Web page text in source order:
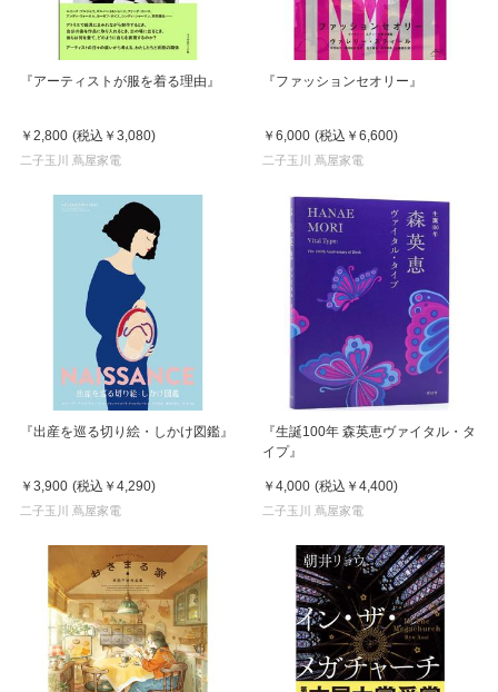
『アーティストが服を着る理由』
￥2,800 (税込 ￥3,080)
二子玉川 蔦屋家電
『ファッションセオリー』
￥6,000 (税込 ￥6,600)
二子玉川 蔦屋家電
『出産を巡る切り絵・しかけ図鑑』
￥3,900 (税込 ￥4,290)
二子玉川 蔦屋家電
『生誕100年 森英恵ヴァイタル・タ
イプ』
￥4,000 (税込 ￥4,400)
二子玉川 蔦屋家電